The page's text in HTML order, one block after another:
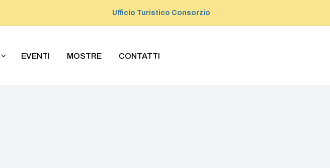
Ufficio Turistico Consorzio
EVENTI MOSTRE CONTATTI